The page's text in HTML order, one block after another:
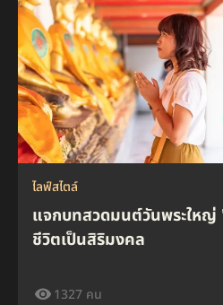
ไลฟ์สไตล์
แจกบทสวดมนต์วันพระใหญ่
ชีวิตเป็นสิริมงคล
1327 คน